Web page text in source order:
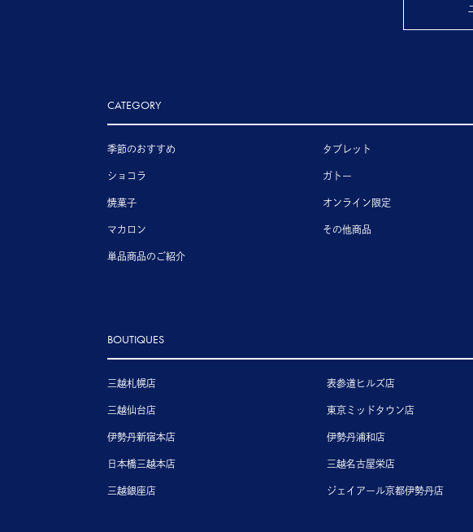
CATEGORY
季節のおすすめ
ショコラ
焼菓子
マカロン
単品商品のご紹介
タブレット
ガトー
オンライン限定
その他商品
BOUTIQUES
三越札幌店
三越仙台店
伊勢丹新宿本店
日本橋三越本店
三越銀座店
表参道ヒルズ店
東京ミッドタウン店
伊勢丹浦和店
三越名古屋栄店
ジェイアール京都伊勢丹店